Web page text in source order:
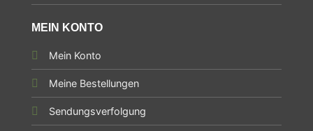
MEIN KONTO
Mein Konto
Meine Bestellungen
Sendungsverfolgung